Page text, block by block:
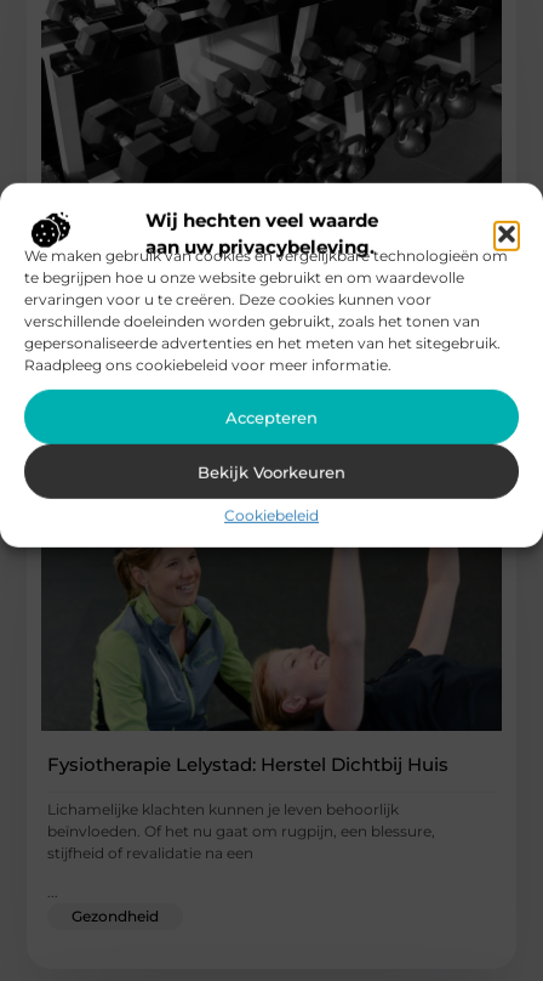
Wij hechten veel waarde
aan uw privacybeleving.
We maken gebruik van cookies en vergelijkbare technologieën om
te begrijpen hoe u onze website gebruikt en om waardevolle
ervaringen voor u te creëren. Deze cookies kunnen voor
verschillende doeleinden worden gebruikt, zoals het tonen van
gepersonaliseerde advertenties en het meten van het sitegebruik.
Raadpleeg ons cookiebeleid voor meer informatie.
Accepteren
Bekijk Voorkeuren
Cookiebeleid
Fysiotherapie Schijndel: Beweging is de sleutel
tot herstel
Blijf je rondlopen met pijnlijke gewrichten, spierklachten of
een blessure die maar niet overgaat? Dan is het tijd om
professionele
Fysiotherapie Lelystad: Herstel Dichtbij Huis
Lichamelijke klachten kunnen je leven behoorlijk
beïnvloeden. Of het nu gaat om rugpijn, een blessure,
stijfheid of revalidatie na een
...
Gezondheid